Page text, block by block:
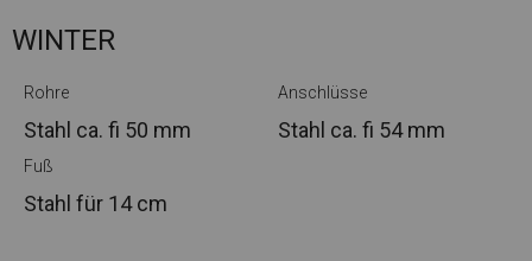
WINTER
Rohre
Stahl ca. fi 50 mm
Anschlüsse
Stahl ca. fi 54 mm
Fuß
Stahl für 14 cm